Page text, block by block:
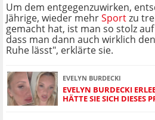
Um dem entgegenzuwirken,
Jährige, wieder mehrSportzu
gemacht hat, ist man so stolz
dass man dann auch wirklich
Ruhe lässt", erklärte sie.
EVELYN BURDECKI
EVELYN BURDECKI
HÄTTE SIE SICH DIESES